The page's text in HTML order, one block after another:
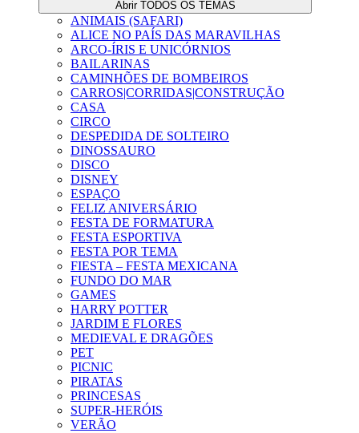
Abrir TODOS OS TEMAS
ANIMAIS (SAFARI)
ALICE NO PAÍS DAS MARAVILHAS
ARCO-ÍRIS E UNICÓRNIOS
BAILARINAS
CAMINHÕES DE BOMBEIROS
CARROS|CORRIDAS|CONSTRUÇÃO
CASA
CIRCO
DESPEDIDA DE SOLTEIRO
DINOSSAURO
DISCO
DISNEY
ESPAÇO
FELIZ ANIVERSÁRIO
FESTA DE FORMATURA
FESTA ESPORTIVA
FESTA POR TEMA
FIESTA – FESTA MEXICANA
FUNDO DO MAR
GAMES
HARRY POTTER
JARDIM E FLORES
MEDIEVAL E DRAGÕES
PET
PICNIC
PIRATAS
PRINCESAS
SUPER-HERÓIS
VERÃO